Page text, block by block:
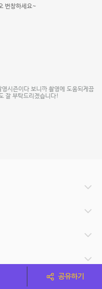
번창하세요~
시즌이다 보니까 촬영에 도움되게끔
잘 부탁드리겠습니다!
공유하기